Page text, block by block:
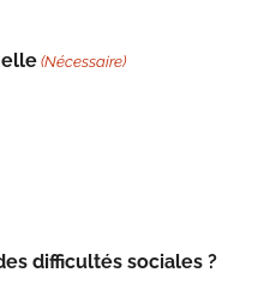
(Nécessaire)
difficultés sociales ?